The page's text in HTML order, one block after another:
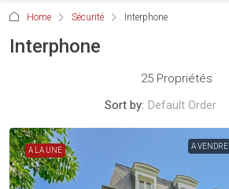
Home Sécurité Interphone
Interphone
25 Propriétés
Sort by: Default Order
A LA UNE A VENDRE